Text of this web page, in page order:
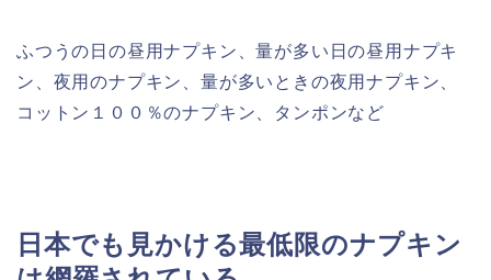
ふつうの日の昼用ナプキン、量が多い日の昼用ナプキ
ン、夜用のナプキン、量が多いときの夜用ナプキン、
コットン１００％のナプキン、タンポンなど
日本でも見かける最低限のナプキン